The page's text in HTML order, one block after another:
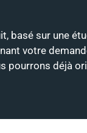
basé sur une
votre
pourrons déjà